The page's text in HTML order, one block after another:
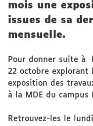
mois une
issues de sa
mensuelle.
Pour donner suite à
22 octobre explorant
exposition des
à la MDE du campus
Retrouvez-les le